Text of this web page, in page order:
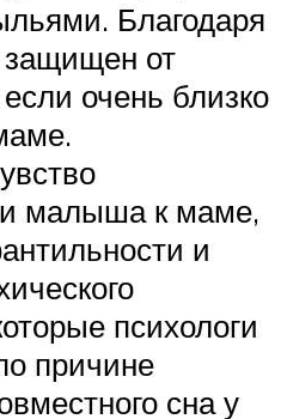
Благодаря
защищен от
очень близко
малыша к маме,
и
психологи
причине
сна у